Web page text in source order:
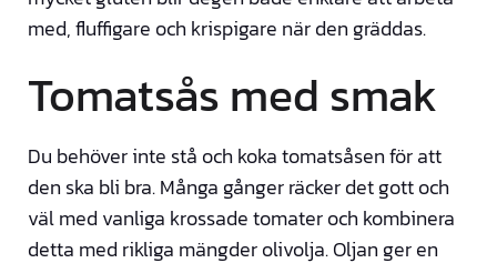
med, fluffigare och krispigare när den gräddas.
Tomatsås med smak
Du behöver inte stå och koka tomatsåsen för att
den ska bli bra. Många gånger räcker det gott och
väl med vanliga krossade tomater och kombinera
detta med rikliga mängder olivolja. Oljan ger en